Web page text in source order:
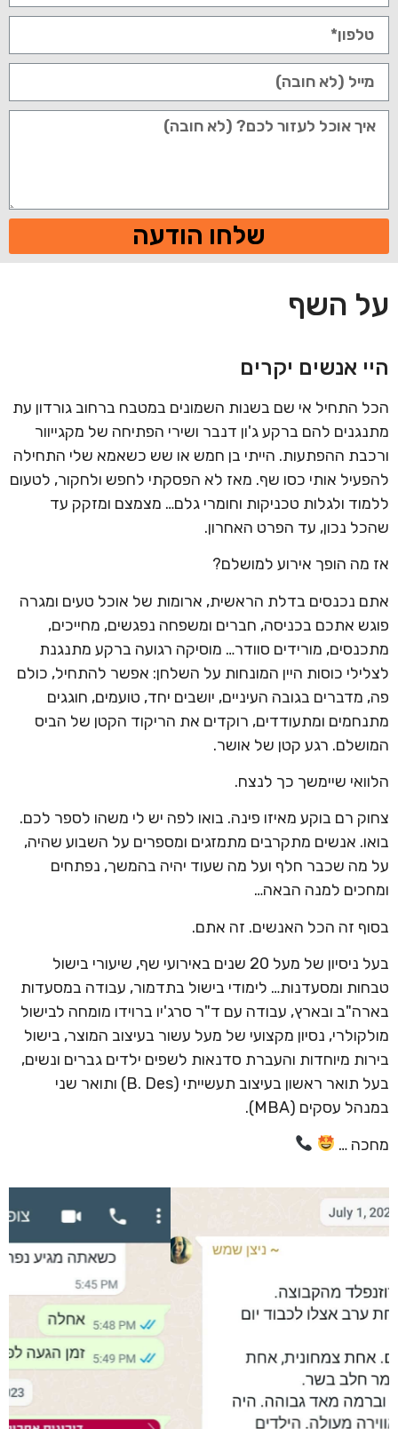
שלחו הודעה
על השף
היי אנשים יקרים
הכל התחיל אי שם בשנות השמונים במטבח ברחוב גורדון עת
מתנגנים להם ברקע ג'ון דנבר ושירי הפתיחה של מקגייוור
ורכבת ההפתעות. הייתי בן חמש או שש כשאמא שלי התחילה
להפעיל אותי כסו שף. מאז לא הפסקתי לחפש ולחקור, לטעום
ללמוד ולגלות טכניקות וחומרי גלם… מצמצם ומזקק עד
שהכל נכון, עד הפרט האחרון.
אז מה הופך אירוע למושלם?
אתם נכנסים בדלת הראשית, ארומות של אוכל טעים ומגרה
פוגש אתכם בכניסה, חברים ומשפחה נפגשים, מחייכים,
מתכנסים, מורידים סוודר… מוסיקה רגועה ברקע מתנגנת
לצלילי כוסות היין המונחות על השלחן: אפשר להתחיל, כולם
פה, מדברים בגובה העיניים, יושבים יחד, טועמים, חוגגים
מתנחמים ומתעודדים, רוקדים את הריקוד הקטן של הביס
המושלם. רגע קטן של אושר.
הלוואי שיימשך כך לנצח.
צחוק רם בוקע מאיזו פינה. בואו לפה יש לי משהו לספר לכם.
בואו. אנשים מתקרבים מתמזגים ומספרים על השבוע שהיה,
על מה שכבר חלף ועל מה שעוד יהיה בהמשך, נפתחים
ומחכים למנה הבאה…
בסוף זה הכל האנשים. זה אתם.
בעל ניסיון של מעל 20 שנים באירועי שף, שיעורי בישול
טבחות ומסעדנות… לימודי בישול בתדמור, עבודה במסעדות
בארה"ב ובארץ, עבודה עם ד"ר סרג'יו ברוידו מומחה לבישול
מולקולרי, נסיון מקצועי של מעל עשור בעיצוב המוצר, בישול
בירות מיוחדות והעברת סדנאות לשפים ילדים גברים ונשים,
בעל תואר ראשון בעיצוב תעשייתי (B. Des) ותואר שני
במנהל עסקים (MBA).
מחכה …